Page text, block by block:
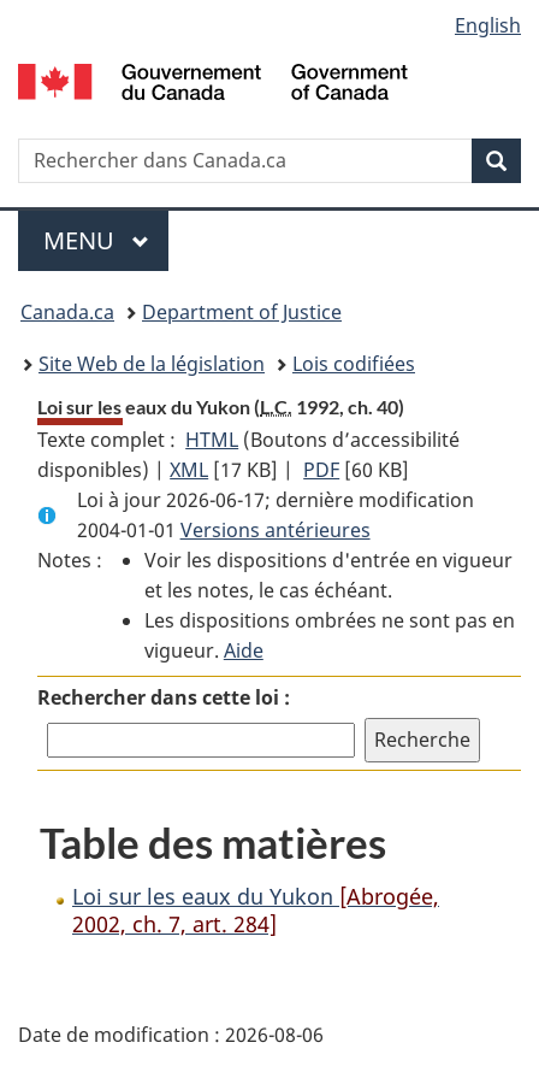
au
contenu
propos
de
la
HTML
simplifiée
selection
English
Recherche
Menu
MENU PRINCIPAL
You
are
here:
Canada.ca
Department of Justice
Site Web de la législation
Lois codifiées
Loi sur les eaux du Yukon (L.C. 1992, ch. 40)
Texte complet : HTML Texte
complet
:
Loi
sur
les
eaux
du
Yukon
(Boutons d’accessibilité
disponibles) |XML Texte
complet
:
Loi
sur
les
eaux
du
Yukon
[17 KB] | PDF Texte
complet
:
Loi
sur
les
du
[60 KB]
Loi à jour 2026-06-17; dernière modification
2004-01-01 Versions antérieures
Notes :
Voir les dispositions d'entrée en vigueur
et les notes, le cas échéant.
Les dispositions ombrées ne sont pas en
vigueur. Aide
Rechercher dans cette loi :
Table des matières
Loi sur les eaux du Yukon [Abrogée,
2002, ch. 7, art. 284]
Date de modification : 2026-08-06